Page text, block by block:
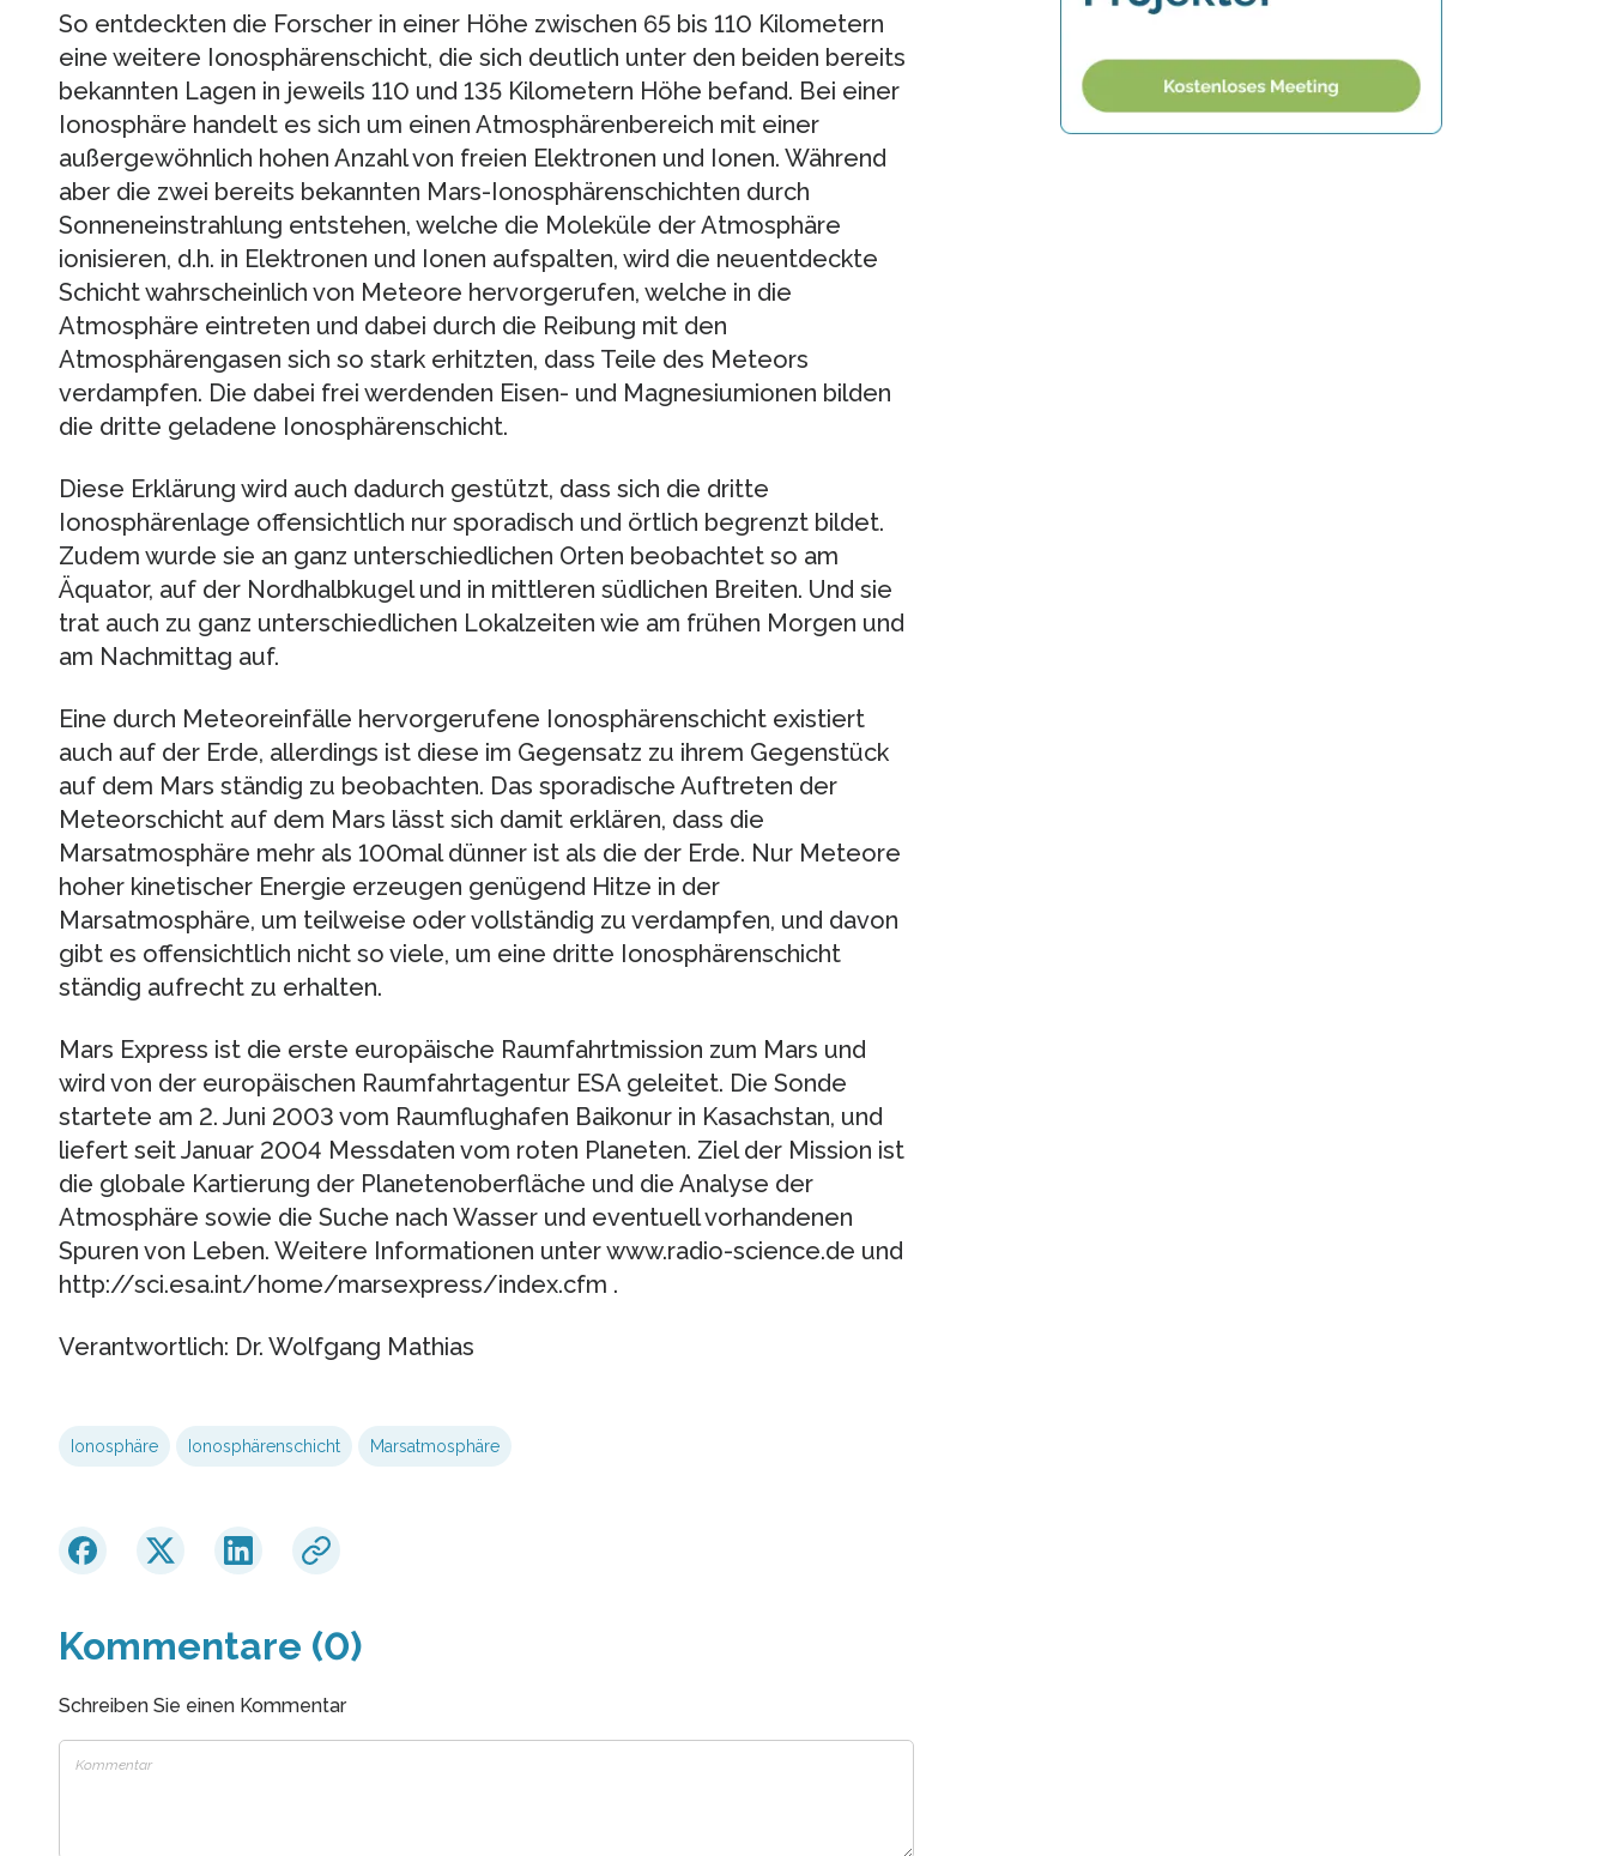
So entdeckten die Forscher in einer Höhe zwischen 65 bis 110 Kilometern
eine weitere Ionosphärenschicht, die sich deutlich unter den beiden bereits
bekannten Lagen in jeweils 110 und 135 Kilometern Höhe befand. Bei einer
Ionosphäre handelt es sich um einen Atmosphärenbereich mit einer
außergewöhnlich hohen Anzahl von freien Elektronen und Ionen. Während
aber die zwei bereits bekannten Mars-Ionosphärenschichten durch
Sonneneinstrahlung entstehen, welche die Moleküle der Atmosphäre
ionisieren, d.h. in Elektronen und Ionen aufspalten, wird die neuentdeckte
Schicht wahrscheinlich von Meteore hervorgerufen, welche in die
Atmosphäre eintreten und dabei durch die Reibung mit den
Atmosphärengasen sich so stark erhitzten, dass Teile des Meteors
verdampfen. Die dabei frei werdenden Eisen- und Magnesiumionen bilden
die dritte geladene Ionosphärenschicht.
Diese Erklärung wird auch dadurch gestützt, dass sich die dritte
Ionosphärenlage offensichtlich nur sporadisch und örtlich begrenzt bildet.
Zudem wurde sie an ganz unterschiedlichen Orten beobachtet so am
Äquator, auf der Nordhalbkugel und in mittleren südlichen Breiten. Und sie
trat auch zu ganz unterschiedlichen Lokalzeiten wie am frühen Morgen und
am Nachmittag auf.
Eine durch Meteoreinfälle hervorgerufene Ionosphärenschicht existiert
auch auf der Erde, allerdings ist diese im Gegensatz zu ihrem Gegenstück
auf dem Mars ständig zu beobachten. Das sporadische Auftreten der
Meteorschicht auf dem Mars lässt sich damit erklären, dass die
Marsatmosphäre mehr als 100mal dünner ist als die der Erde. Nur Meteore
hoher kinetischer Energie erzeugen genügend Hitze in der
Marsatmosphäre, um teilweise oder vollständig zu verdampfen, und davon
gibt es offensichtlich nicht so viele, um eine dritte Ionosphärenschicht
ständig aufrecht zu erhalten.
Mars Express ist die erste europäische Raumfahrtmission zum Mars und
wird von der europäischen Raumfahrtagentur ESA geleitet. Die Sonde
startete am 2. Juni 2003 vom Raumflughafen Baikonur in Kasachstan, und
liefert seit Januar 2004 Messdaten vom roten Planeten. Ziel der Mission ist
die globale Kartierung der Planetenoberfläche und die Analyse der
Atmosphäre sowie die Suche nach Wasser und eventuell vorhandenen
Spuren von Leben. Weitere Informationen unter www.radio-science.de und
http://sci.esa.int/home/marsexpress/index.cfm .
Verantwortlich: Dr. Wolfgang Mathias
Ionosphäre Ionosphärenschicht Marsatmosphäre
Kommentare (0)
Schreiben Sie einen Kommentar